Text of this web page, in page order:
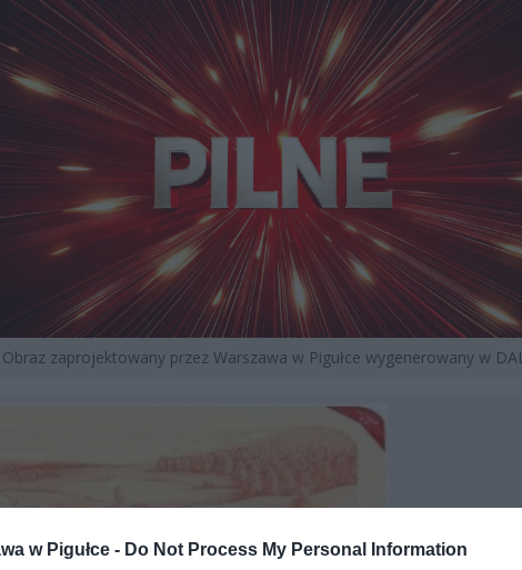
w Pigułce - Do Not Process My Personal Information
zaprojektowany przez Warszawa w Pigułce wygenerowany w